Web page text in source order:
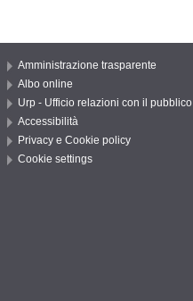
Amministrazione trasparente
Albo online
Urp - Ufficio relazioni con il pubblico
Accessibilità
Privacy e Cookie policy
Cookie settings